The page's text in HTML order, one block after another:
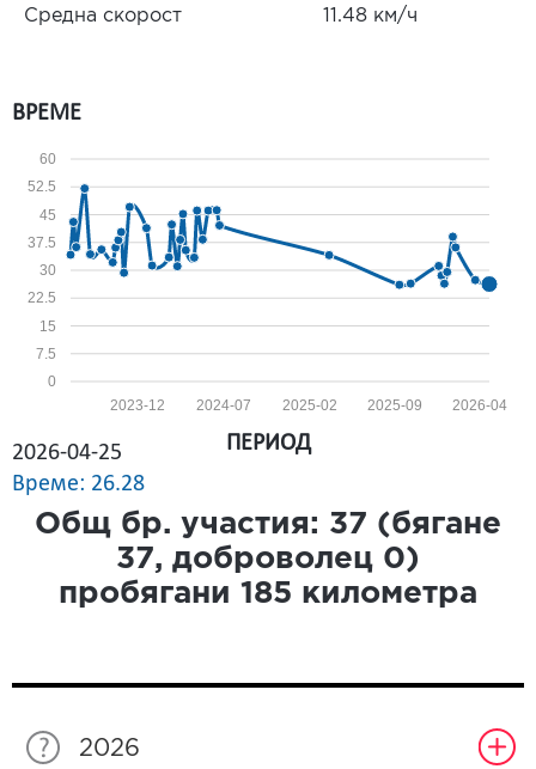
Средна скорост 11.48 км/ч
ВРЕМЕ
0
7.5
15
22.5
30
37.5
45
52.5
60
2026-04
2025-09
2025-02
2024-07
2023-12
2026-04-25
Време: 26.28
ПЕРИОД
Общ бр. участия: 37 (бягане
37, доброволец 0)
пробягани 185 километра
2026